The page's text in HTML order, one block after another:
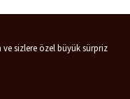
sizlere özel büyük sürpriz